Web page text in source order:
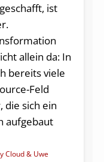
ist
allein da: In
bereits viele
Feld
die sich ein
aufgebaut
Cloud & Uwe